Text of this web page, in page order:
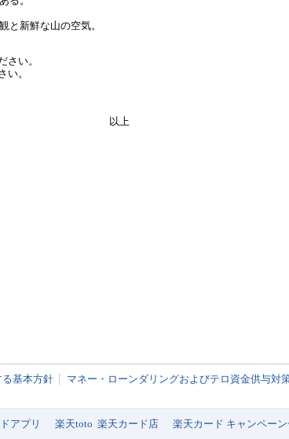
と新鮮な山の空気。
さい。
い。
以上
る基本方針 マネー・ローンダリングおよびテロ資金供与対
アプリ 楽天toto 楽天カード店 楽天カード キャンペーン